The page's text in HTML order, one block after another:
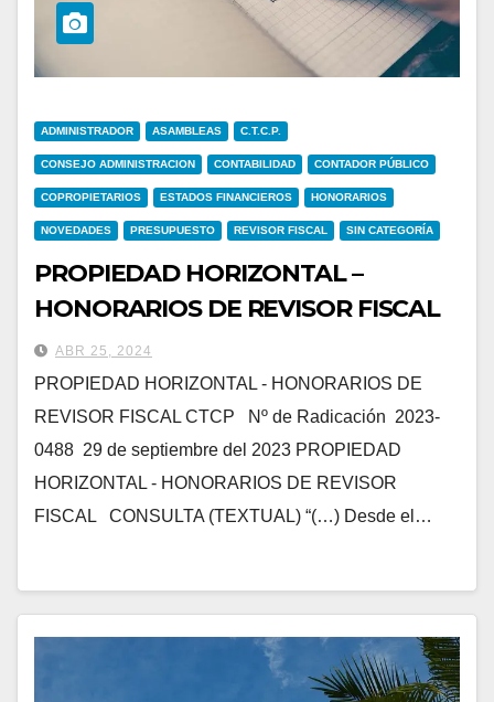
ADMINISTRADOR ASAMBLEAS C.T.C.P.
CONSEJO ADMINISTRACION CONTABILIDAD CONTADOR PÚBLICO
COPROPIETARIOS ESTADOS FINANCIEROS HONORARIOS
NOVEDADES PRESUPUESTO REVISOR FISCAL SIN CATEGORÍA
PROPIEDAD HORIZONTAL –
HONORARIOS DE REVISOR FISCAL
ABR 25, 2024
PROPIEDAD HORIZONTAL - HONORARIOS DE
REVISOR FISCAL CTCP Nº de Radicación 2023-
0488 29 de septiembre del 2023 PROPIEDAD
HORIZONTAL - HONORARIOS DE REVISOR
FISCAL CONSULTA (TEXTUAL) “(…) Desde el…